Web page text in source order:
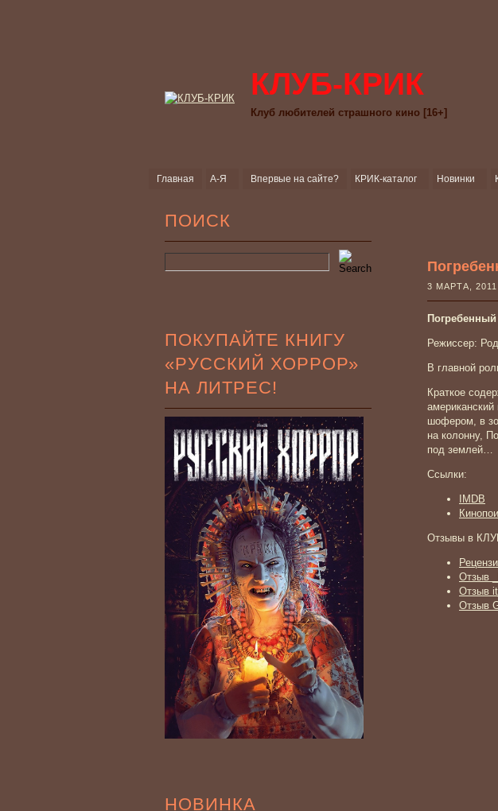
КЛУБ-КРИК
Клуб любителей страшного кино [16+]
Главная А-Я Впервые на сайте? КРИК-каталог Новинки
ПОИСК
ПОКУПАЙТЕ КНИГУ
«РУССКИЙ ХОРРОР»
НА ЛИТРЕС!
НОВИНКА
3 МАРТА,
Режиссер:
В главной
Краткое
шофером, в
на колонну,
под землей…
Ссылки:
IMDB
Отзывы в
Отзыв
Отзыв
Отзыв